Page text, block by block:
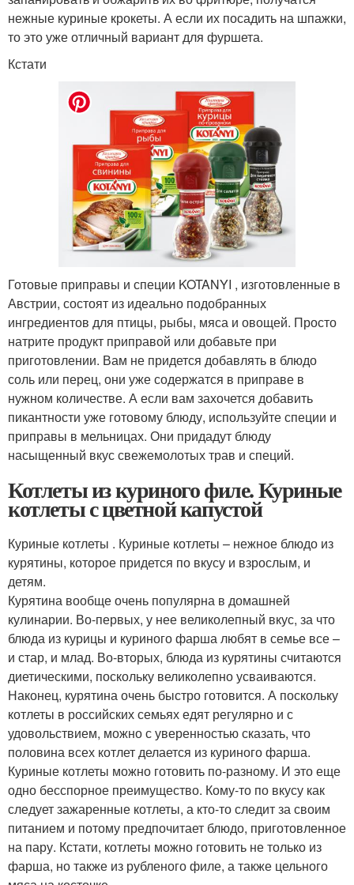
нежные куриные крокеты. А если их посадить на шпажки,
то это уже отличный вариант для фуршета.
Кстати
Готовые приправы и специи KOTANYI , изготовленные в
Австрии, состоят из идеально подобранных
ингредиентов для птицы, рыбы, мяса и овощей. Просто
натрите продукт приправой или добавьте при
приготовлении. Вам не придется добавлять в блюдо
соль или перец, они уже содержатся в приправе в
нужном количестве. А если вам захочется добавить
пикантности уже готовому блюду, используйте специи и
приправы в мельницах. Они придадут блюду
насыщенный вкус свежемолотых трав и специй.
Котлеты из куриного филе. Куриные
котлеты с цветной капустой
Куриные котлеты . Куриные котлеты – нежное блюдо из
курятины, которое придется по вкусу и взрослым, и
детям.
Курятина вообще очень популярна в домашней
кулинарии. Во-первых, у нее великолепный вкус, за что
блюда из курицы и куриного фарша любят в семье все –
и стар, и млад. Во-вторых, блюда из курятины считаются
диетическими, поскольку великолепно усваиваются.
Наконец, курятина очень быстро готовится. А поскольку
котлеты в российских семьях едят регулярно и с
удовольствием, можно с уверенностью сказать, что
половина всех котлет делается из куриного фарша.
Куриные котлеты можно готовить по-разному. И это еще
одно бесспорное преимущество. Кому-то по вкусу как
следует зажаренные котлеты, а кто-то следит за своим
питанием и потому предпочитает блюдо, приготовленное
на пару. Кстати, котлеты можно готовить не только из
фарша, но также из рубленого филе, а также цельного